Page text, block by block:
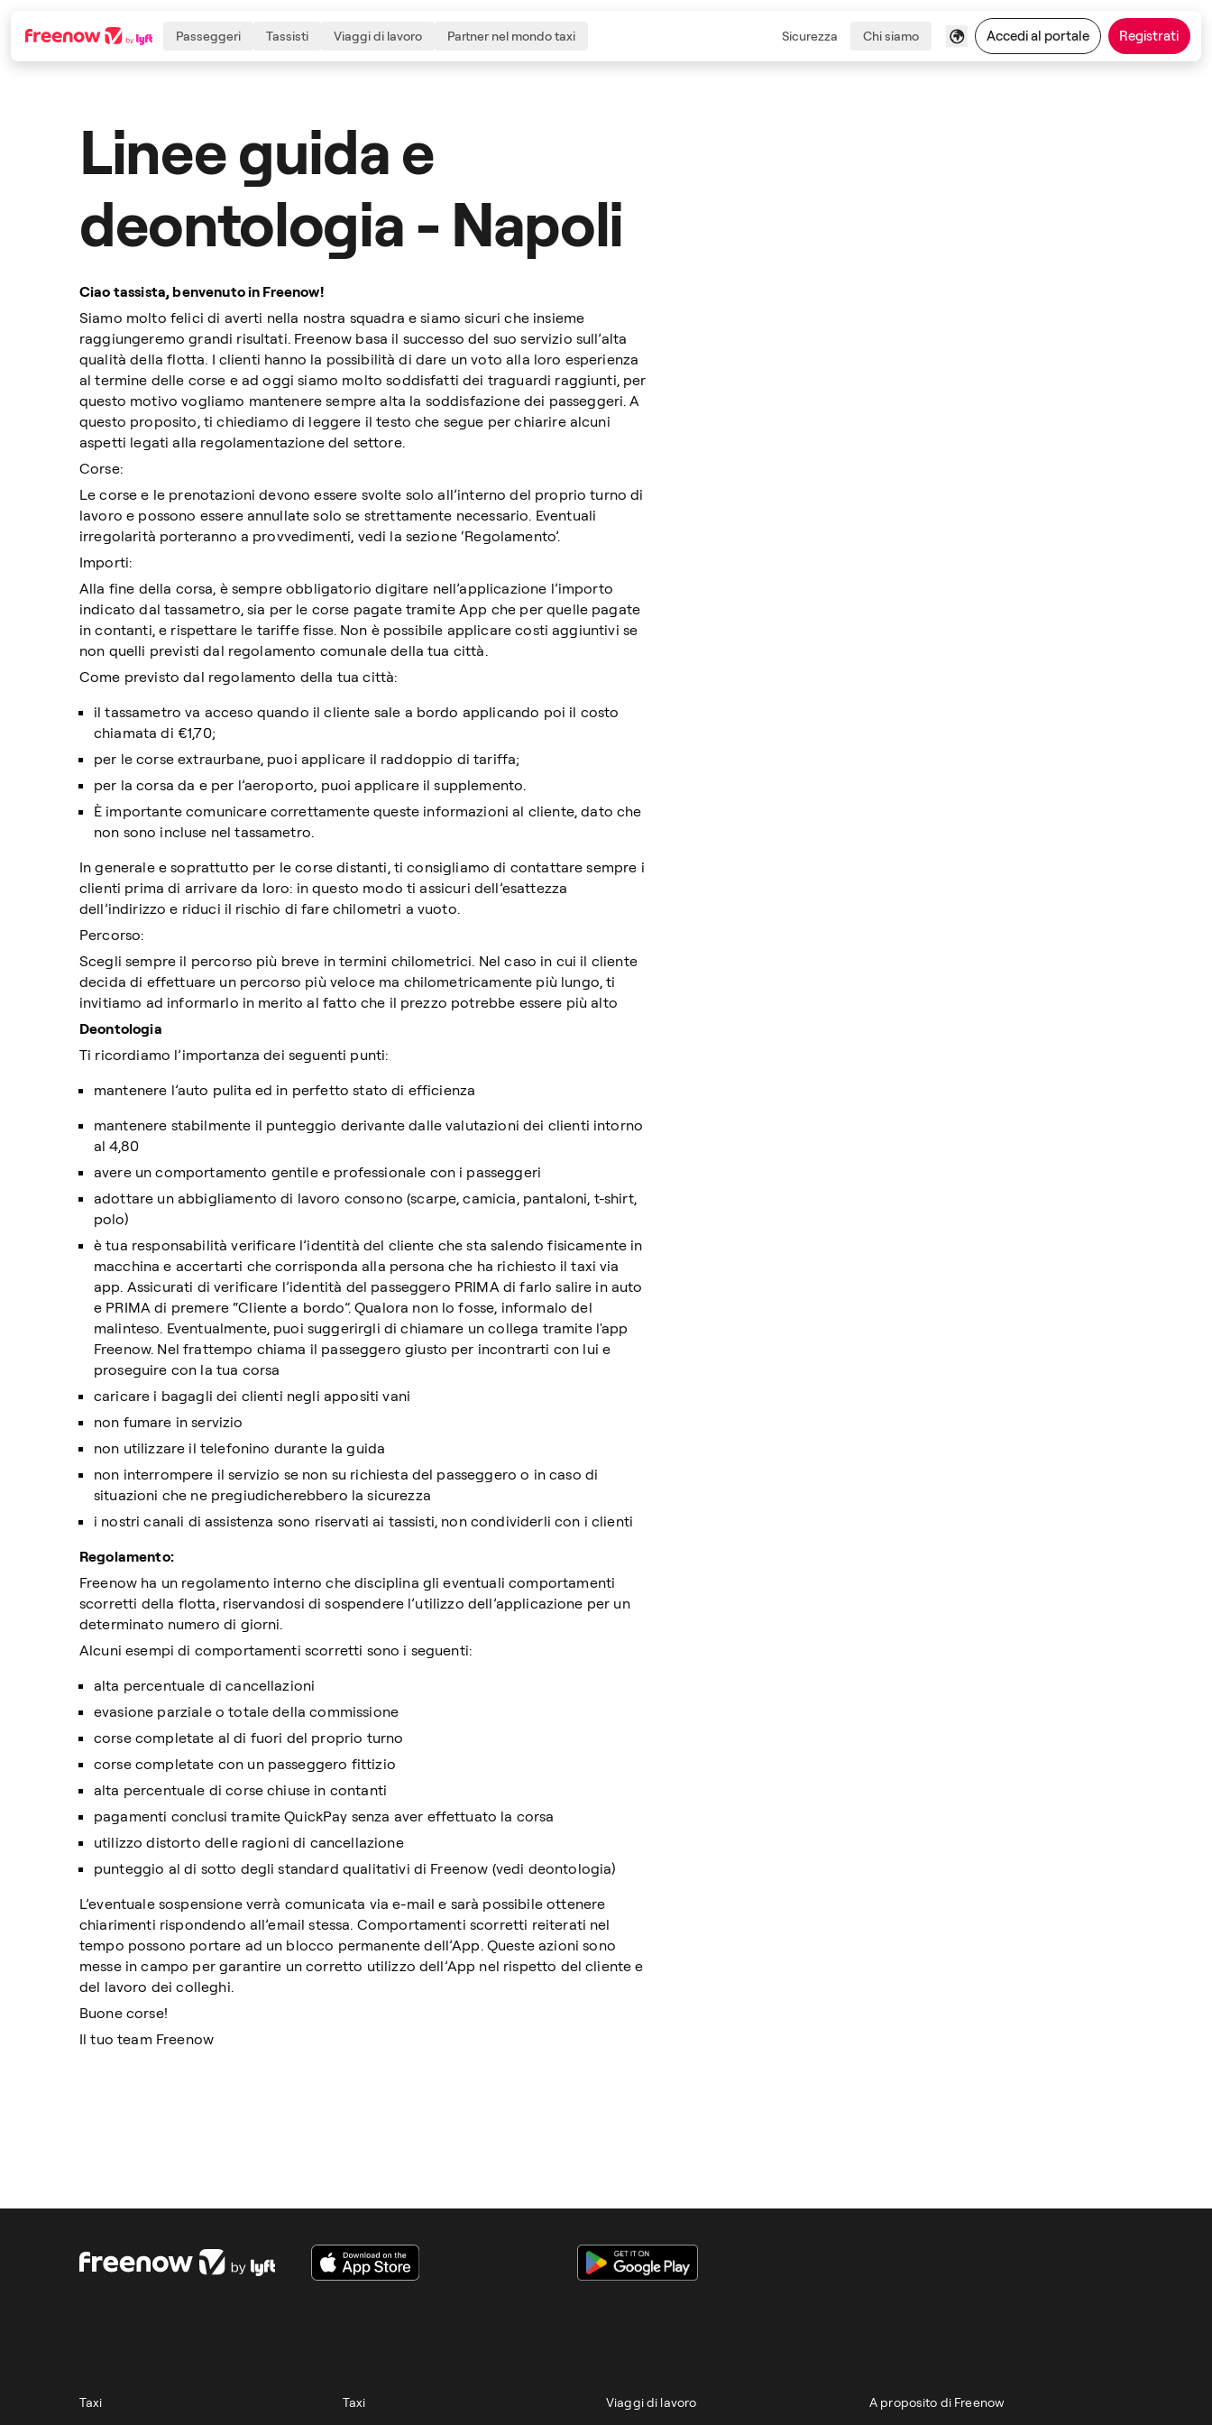
Navigation
Fußzeile
Passeggeri Tassisti Viaggi di lavoro Partner nel mondo taxi Sicurezza Chi siamo Accedi al portale Registrati
Linee guida e
deontologia - Napoli
Ciao tassista, benvenuto in Freenow!
Siamo molto felici di averti nella nostra squadra e siamo sicuri che insieme
raggiungeremo grandi risultati. Freenow basa il successo del suo servizio sull’alta
qualità della flotta. I clienti hanno la possibilità di dare un voto alla loro esperienza
al termine delle corse e ad oggi siamo molto soddisfatti dei traguardi raggiunti, per
questo motivo vogliamo mantenere sempre alta la soddisfazione dei passeggeri. A
questo proposito, ti chiediamo di leggere il testo che segue per chiarire alcuni
aspetti legati alla regolamentazione del settore.
Corse:
Le corse e le prenotazioni devono essere svolte solo all’interno del proprio turno di
lavoro e possono essere annullate solo se strettamente necessario. Eventuali
irregolarità porteranno a provvedimenti, vedi la sezione ‘Regolamento’.
Importi:
Alla fine della corsa, è sempre obbligatorio digitare nell’applicazione l’importo
indicato dal tassametro, sia per le corse pagate tramite App che per quelle pagate
in contanti, e rispettare le tariffe fisse. Non è possibile applicare costi aggiuntivi se
non quelli previsti dal regolamento comunale della tua città.
Come previsto dal regolamento della tua città:
il tassametro va acceso quando il cliente sale a bordo applicando poi il costo
chiamata di €1,70;
per le corse extraurbane, puoi applicare il raddoppio di tariffa;
per la corsa da e per l’aeroporto, puoi applicare il supplemento.
È importante comunicare correttamente queste informazioni al cliente, dato che
non sono incluse nel tassametro.
In generale e soprattutto per le corse distanti, ti consigliamo di contattare sempre i
clienti prima di arrivare da loro: in questo modo ti assicuri dell’esattezza
dell’indirizzo e riduci il rischio di fare chilometri a vuoto.
Percorso:
Scegli sempre il percorso più breve in termini chilometrici. Nel caso in cui il cliente
decida di effettuare un percorso più veloce ma chilometricamente più lungo, ti
invitiamo ad informarlo in merito al fatto che il prezzo potrebbe essere più alto
Deontologia
Ti ricordiamo l’importanza dei seguenti punti:
mantenere l’auto pulita ed in perfetto stato di efficienza
mantenere stabilmente il punteggio derivante dalle valutazioni dei clienti intorno
al 4,80
avere un comportamento gentile e professionale con i passeggeri
adottare un abbigliamento di lavoro consono (scarpe, camicia, pantaloni, t-shirt,
polo)
è tua responsabilità verificare l’identità del cliente che sta salendo fisicamente in
macchina e accertarti che corrisponda alla persona che ha richiesto il taxi via
app. Assicurati di verificare l’identità del passeggero PRIMA di farlo salire in auto
e PRIMA di premere “Cliente a bordo”. Qualora non lo fosse, informalo del
malinteso. Eventualmente, puoi suggerirgli di chiamare un collega tramite l'app
Freenow. Nel frattempo chiama il passeggero giusto per incontrarti con lui e
proseguire con la tua corsa
caricare i bagagli dei clienti negli appositi vani
non fumare in servizio
non utilizzare il telefonino durante la guida
non interrompere il servizio se non su richiesta del passeggero o in caso di
situazioni che ne pregiudicherebbero la sicurezza
i nostri canali di assistenza sono riservati ai tassisti, non condividerli con i clienti
Regolamento:
Freenow ha un regolamento interno che disciplina gli eventuali comportamenti
scorretti della flotta, riservandosi di sospendere l’utilizzo dell’applicazione per un
determinato numero di giorni.
Alcuni esempi di comportamenti scorretti sono i seguenti:
alta percentuale di cancellazioni
evasione parziale o totale della commissione
corse completate al di fuori del proprio turno
corse completate con un passeggero fittizio
alta percentuale di corse chiuse in contanti
pagamenti conclusi tramite QuickPay senza aver effettuato la corsa
utilizzo distorto delle ragioni di cancellazione
punteggio al di sotto degli standard qualitativi di Freenow (vedi deontologia)
L’eventuale sospensione verrà comunicata via e-mail e sarà possibile ottenere
chiarimenti rispondendo all’email stessa. Comportamenti scorretti reiterati nel
tempo possono portare ad un blocco permanente dell’App. Queste azioni sono
messe in campo per garantire un corretto utilizzo dell’App nel rispetto del cliente e
del lavoro dei colleghi.
Buone corse!
Il tuo team Freenow
Taxi Taxi Viaggi di lavoro A proposito di Freenow